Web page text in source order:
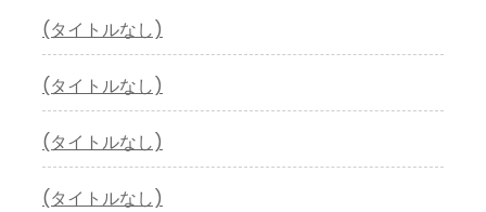
(タイトルなし)
(タイトルなし)
(タイトルなし)
(タイトルなし)